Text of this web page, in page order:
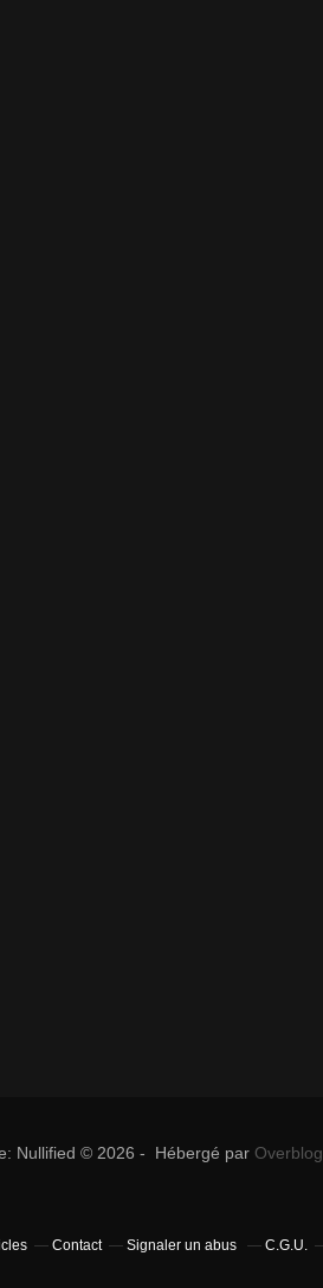
Nullified © 2026 - Hébergé par Overblog
Contact Signaler un abus C.G.U.